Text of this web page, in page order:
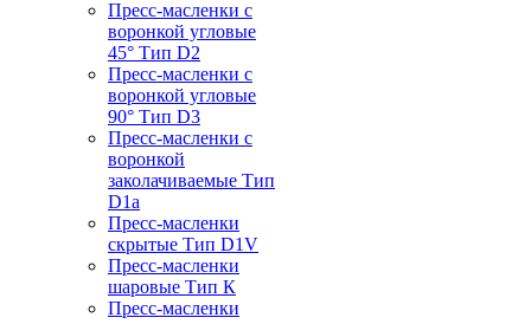
Пресс-масленки с
воронкой угловые
45° Тип D2
Пресс-масленки с
воронкой угловые
90° Тип D3
Пресс-масленки с
воронкой
заколачиваемые Тип
D1a
Пресс-масленки
скрытые Тип D1V
Пресс-масленки
шаровые Тип К
Пресс-масленки